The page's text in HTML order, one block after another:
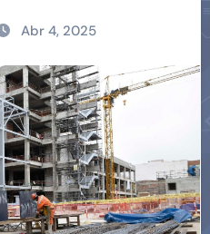
Abr 4, 2025